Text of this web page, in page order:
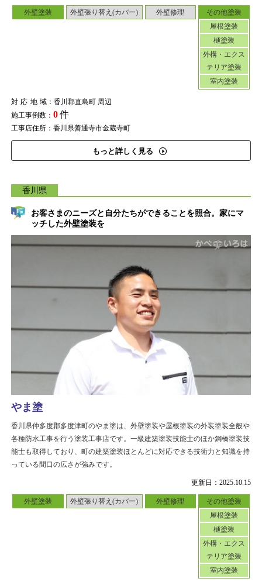
外壁塗装 外壁張り替え(カバー) 外壁修理
その他塗装
屋根塗装
樋塗装
外構・エクス
テリア塗装
室内塗装
対応地域：香川郡直島町 周辺
施工事例数： 0件
工事店住所：香川県善通寺市金蔵寺町
もっと詳しく見る
香川県
お客さまのニーズと自分たちができることを照合。家にマ
ッチした外壁塗装を
更新日：2025.10.15
外壁塗装 外壁張り替え(カバー) 外壁修理
その他塗装
屋根塗装
樋塗装
外構・エクス
テリア塗装
室内塗装
やま塗
香川県仲多度郡多度津町のやま塗は、外壁塗装や屋根塗装の外装塗装全般や
各種防水工事を行う塗装工事店です。一級建築塗装技能士のほか鋼橋塗装技
能士も取得しており、町の建築塗装ほとんどに対応できる技術力と知識を持
っている間口の広さが強みです。